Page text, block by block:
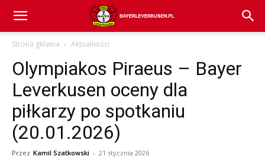
Bayer
Leverkusen
Strona główna Aktualności
Olympiakos Piraeus – Bayer
Leverkusen oceny dla
piłkarzy po spotkaniu
(20.01.2026)
Przez Kamil Szatkowski - 21 stycznia 2026